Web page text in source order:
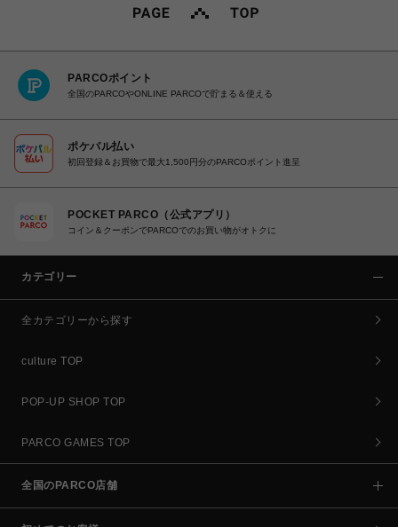
PARCOポイント
全国のPARCOやONLINE PARCOで貯まる＆使える
ポケパル払い
初回登録＆お買物で最大1,500円分のPARCOポイント進呈
POCKET PARCO（公式アプリ）
コイン＆クーポンでPARCOでのお買い物がオトクに
カテゴリー
全カテゴリーから探す
culture TOP
POP-UP SHOP TOP
PARCO GAMES TOP
全国のPARCO店舗